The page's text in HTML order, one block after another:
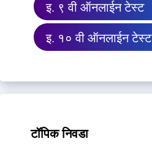
इ. ९ वी ऑनलाईन टेस्ट
इ. १० वी ऑनलाईन टेस्ट
टॉपिक निवडा